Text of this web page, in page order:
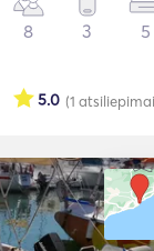
8 3 5
(1 atsiliepimai
5.0